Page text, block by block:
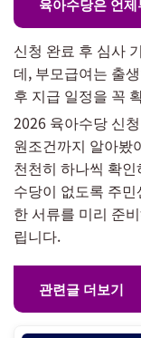
신청 완료 후 심사
데, 부모급여는 출
후 지급 일정을 꼭
2026 육아수당 신
원조건까지 알아봤
천천히 하나씩 확
수당이 없도록 주
한 서류를 미리 준
립니다.
관련글 더보기